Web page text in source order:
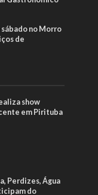
no Morro
de
show
em Pirituba
Perdizes, Água
do